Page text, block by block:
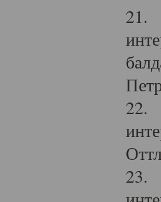
21.
22.
23.